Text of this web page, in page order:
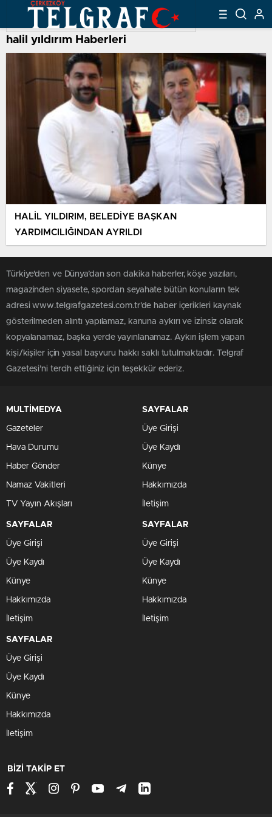
halil yıldırım Haberleri
HALİL YILDIRIM, BELEDİYE BAŞKAN
YARDIMCILIĞINDAN AYRILDI
Türkiye'den ve Dünya’dan son dakika haberler, köşe yazıları,
magazinden siyasete, spordan seyahate bütün konuların tek
adresi www.telgrafgazetesi.com.tr’de haber içerikleri kaynak
gösterilmeden alıntı yapılamaz, kanuna aykırı ve izinsiz olarak
kopyalanamaz, başka yerde yayınlanamaz. Aykırı işlem yapan
kişi/kişiler için yasal başvuru hakkı saklı tutulmaktadır. Telgraf
Gazetesi’ni tercih ettiğiniz için teşekkür ederiz.
MULTİMEDYA
Gazeteler
Hava Durumu
Haber Gönder
Namaz Vakitleri
TV Yayın Akışları
SAYFALAR
Üye Girişi
Üye Kaydı
Künye
Hakkımızda
İletişim
SAYFALAR
Üye Girişi
Üye Kaydı
Künye
Hakkımızda
İletişim
SAYFALAR
Üye Girişi
Üye Kaydı
Künye
Hakkımızda
İletişim
SAYFALAR
Üye Girişi
Üye Kaydı
Künye
Hakkımızda
İletişim
BİZİ TAKİP ET